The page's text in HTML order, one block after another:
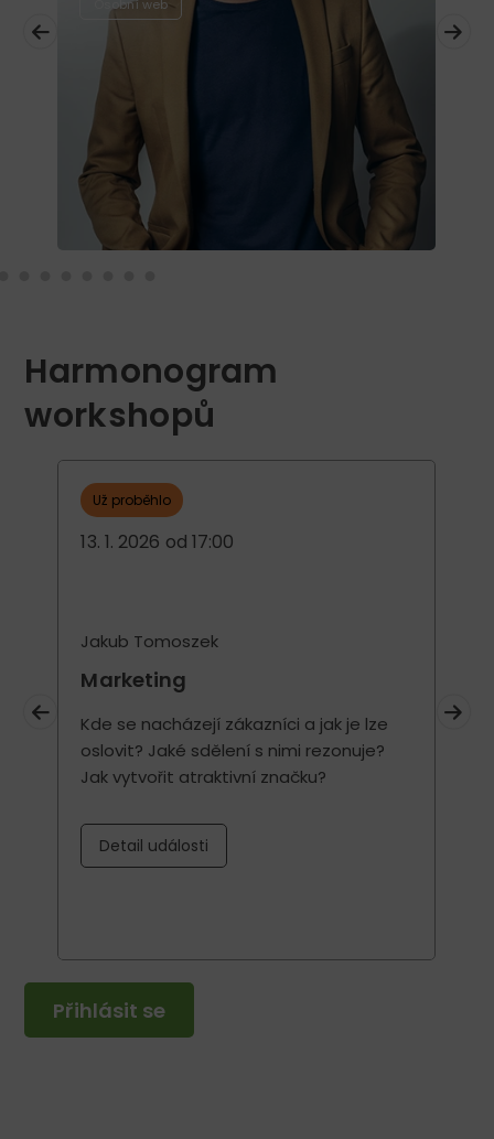
Osobní web
Harmonogram
workshopů
Už proběhlo
13. 1. 2026 od 17:00​
Jakub Tomoszek
Marketing
Kde se nacházejí zákazníci a jak je lze
oslovit? Jaké sdělení s nimi rezonuje?
Jak vytvořit atraktivní značku?
Detail události
Přihlásit se